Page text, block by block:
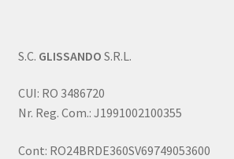
S.C. GLISSANDO S.R.L.
CUI: RO 3486720
Nr. Reg. Com.: J1991002100355
Cont: RO24BRDE360SV69749053600